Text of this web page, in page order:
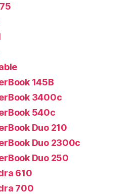
145B
3400c
540c
Duo 210
Duo 2300c
Duo 250
610
700